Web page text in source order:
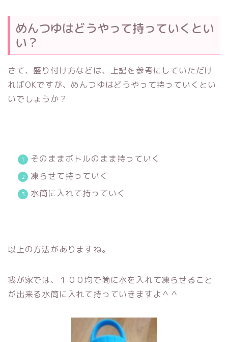
めんつゆはどうやって持っていくとい
い？
さて、盛り付け方などは、上記を参考にしていただけ
ればOKですが、めんつゆはどうやって持っていくとい
いでしょうか？
そのままボトルのまま持っていく
凍らせて持っていく
水筒に入れて持っていく
以上の方法がありますね。
我が家では、１００均で筒に水を入れて凍らせること
が出来る水筒に入れて持っていきますよ＾＾